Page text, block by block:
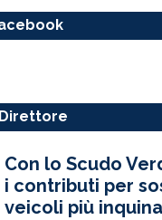
Direttore
Con lo Scudo
i contributi per
veicoli più